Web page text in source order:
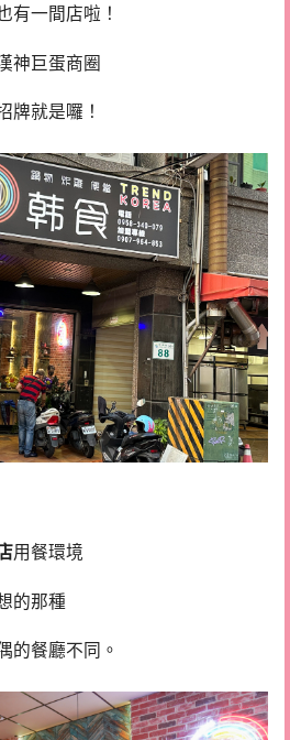
有一間店啦！
神巨蛋商圈
牌就是囉！
用餐環境
的那種
的餐廳不同。